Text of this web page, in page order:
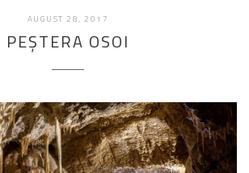
AUGUST 28, 2017
2018
PEŞTERA OSOI